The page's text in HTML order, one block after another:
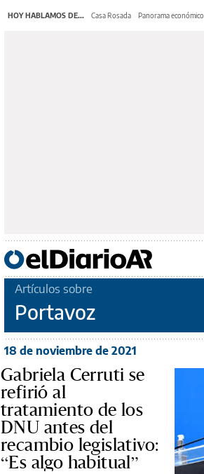
HOY HABLAMOS DE... Casa Rosada Panorama económico
Artículos sobre
Portavoz
18 de noviembre de 2021
Gabriela Cerruti se
refirió al
tratamiento de los
DNU antes del
recambio legislativo:
“Es algo habitual”